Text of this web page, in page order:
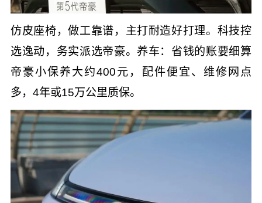
仿皮座椅，做工靠谱，主打耐造好打理。科技控
选逸动，务实派选帝豪。养车：省钱的账要细算
帝豪小保养大约400元，配件便宜、维修网点
多，4年或15万公里质保。